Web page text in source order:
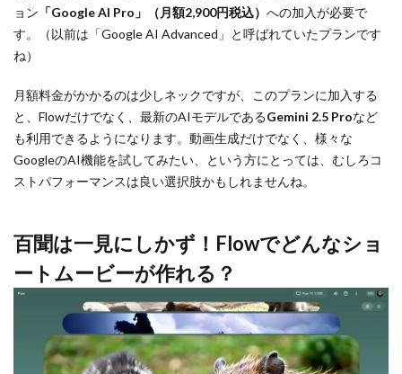
ョン 「Google AI Pro」（月額2,900円税込） への加入が必要で
す。（以前は「Google AI Advanced」と呼ばれていたプランです
ね）
月額料金がかかるのは少しネックですが、このプランに加入する
と、Flowだけでなく、最新のAIモデルであるGemini 2.5 Proなど
も利用できるようになります。動画生成だけでなく、様々な
GoogleのAI機能を試してみたい、という方にとっては、むしろコ
ストパフォーマンスは良い選択肢かもしれませんね。
百聞は一見にしかず！Flowでどんなショ
ートムービーが作れる？